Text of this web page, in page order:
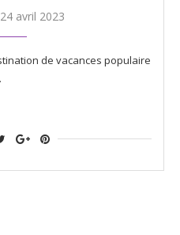
24 avril 2023
de vacances populaire